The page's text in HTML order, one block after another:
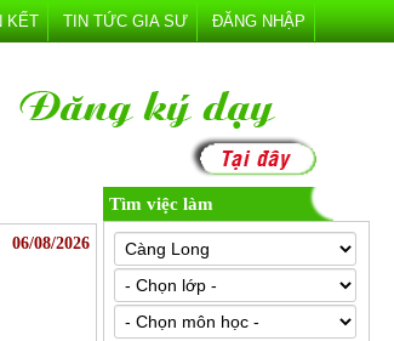
KẾT TIN TỨC GIA SƯ ĐĂNG NHẬP
06/08/2026
Tìm việc làm